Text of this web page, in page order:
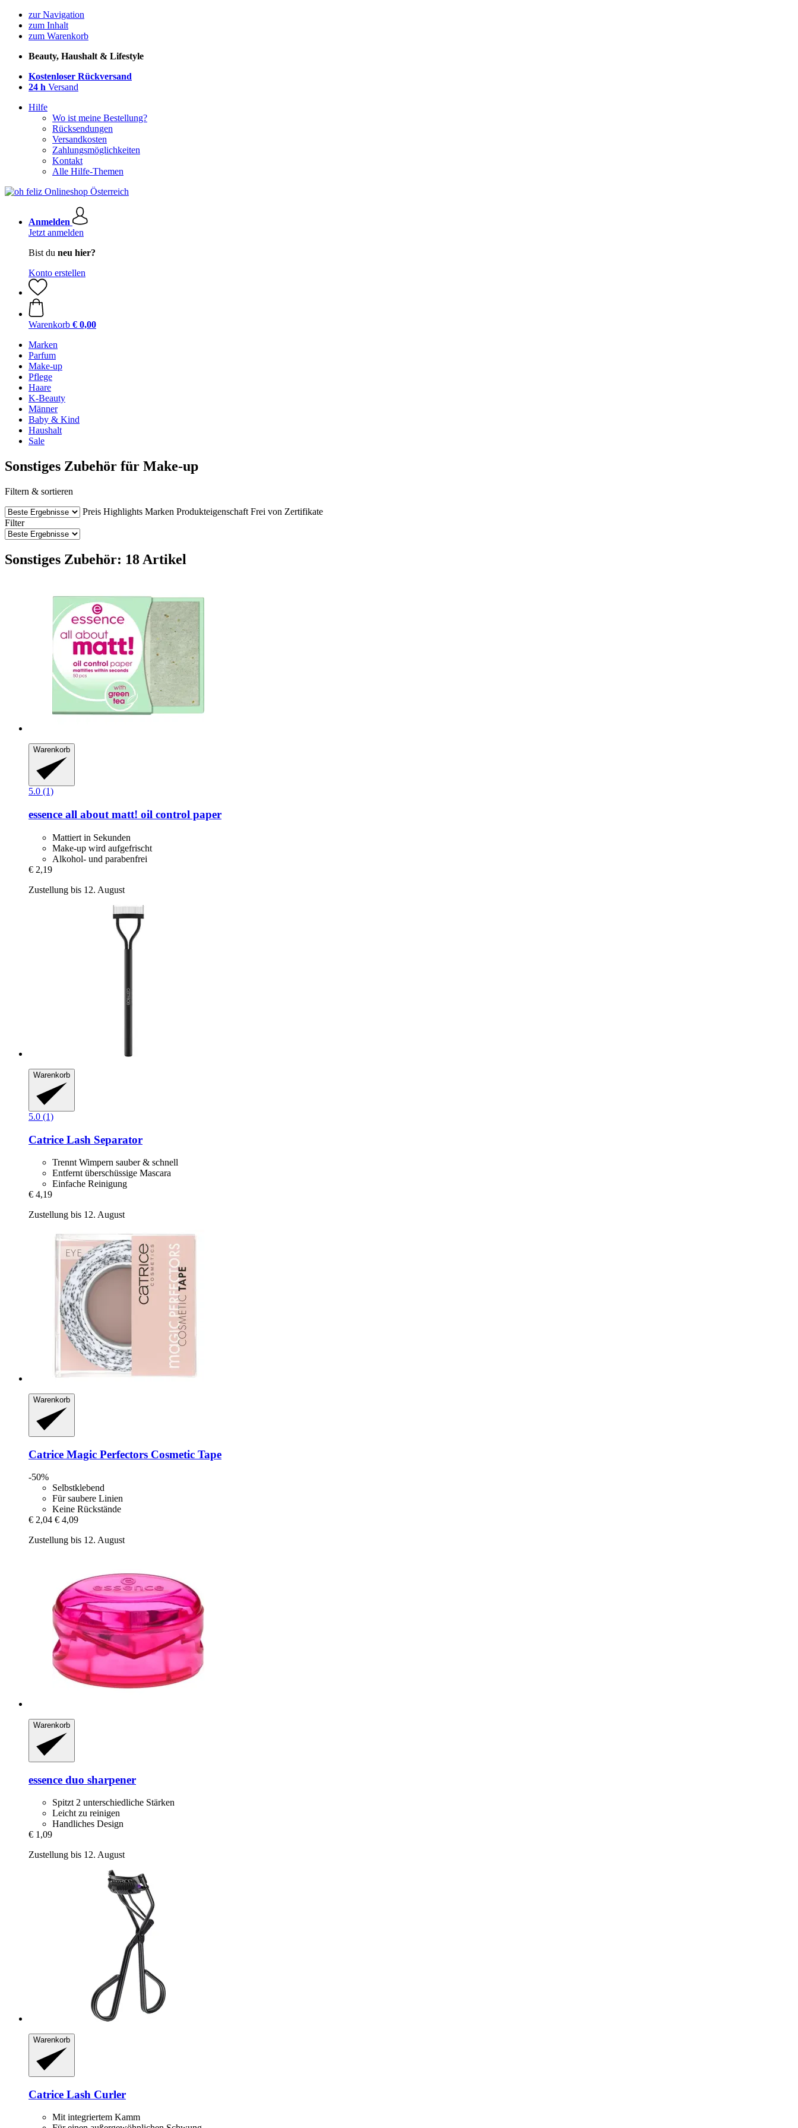
zur Navigation
zum Inhalt
zum Warenkorb
Beauty, Haushalt & Lifestyle
Kostenloser Rückversand
24 h Versand
Hilfe
Wo ist meine Bestellung?
Rücksendungen
Versandkosten
Zahlungsmöglichkeiten
Kontakt
Alle Hilfe-Themen
Anmelden
Jetzt anmelden
Bist du neu hier?
Konto erstellen
Warenkorb € 0,00
Marken
Parfum
Make-up
Pflege
Haare
K-Beauty
Männer
Baby & Kind
Haushalt
Sale
Sonstiges Zubehör für Make-up
Filtern & sortieren
Preis Highlights Marken Produkteigenschaft Frei von Zertifikate
Filter
Sonstiges Zubehör: 18 Artikel
Warenkorb
5.0 (1)
essence all about matt! oil control paper
Mattiert in Sekunden
Make-up wird aufgefrischt
Alkohol- und parabenfrei
€ 2,19
Zustellung bis 12. August
Warenkorb
5.0 (1)
Catrice Lash Separator
Trennt Wimpern sauber & schnell
Entfernt überschüssige Mascara
Einfache Reinigung
€ 4,19
Zustellung bis 12. August
Warenkorb
Catrice Magic Perfectors Cosmetic Tape
-50%
Selbstklebend
Für saubere Linien
Keine Rückstände
€ 2,04 € 4,09
Zustellung bis 12. August
Warenkorb
essence duo sharpener
Spitzt 2 unterschiedliche Stärken
Leicht zu reinigen
Handliches Design
€ 1,09
Zustellung bis 12. August
Warenkorb
Catrice Lash Curler
Mit integriertem Kamm